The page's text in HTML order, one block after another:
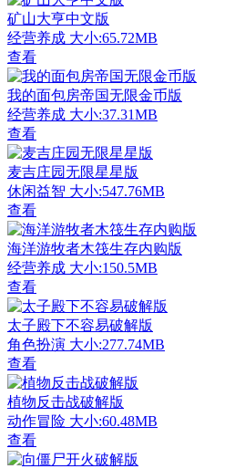
矿山大亨中文版
经营养成 大小:65.72MB
查看
我的面包房帝国无限金币版
经营养成 大小:37.31MB
查看
麦吉庄园无限星星版
休闲益智 大小:547.76MB
查看
海洋游牧者木筏生存内购版
经营养成 大小:150.5MB
查看
太子殿下不容易破解版
角色扮演 大小:277.74MB
查看
植物反击战破解版
动作冒险 大小:60.48MB
查看